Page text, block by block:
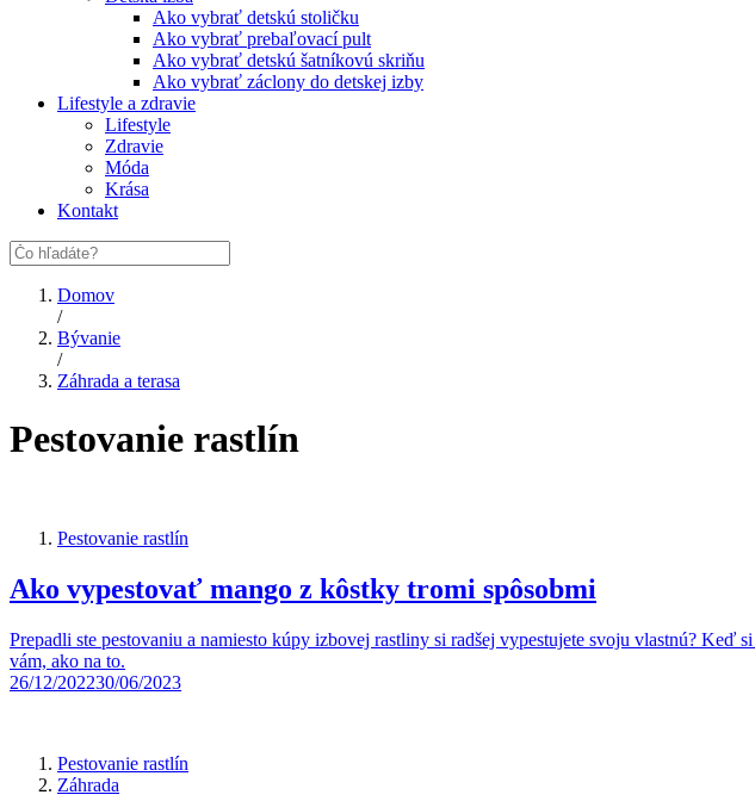
Ako vybrať detskú stoličku
Ako vybrať prebaľovací pult
Ako vybrať detskú šatníkovú skriňu
Ako vybrať záclony do detskej izby
Lifestyle a zdravie
Lifestyle
Zdravie
Móda
Krása
Kontakt
Domov
/
Bývanie
/
Záhrada a terasa
Pestovanie rastlín
Pestovanie rastlín
Ako vypestovať mango z kôstky tromi spôsobmi
Prepadli ste pestovaniu a namiesto kúpy izbovej rastliny si radšej vypestujete svoju vlastnú? Keď
vám, ako na to.
26/12/202230/06/2023
Pestovanie rastlín
Záhrada